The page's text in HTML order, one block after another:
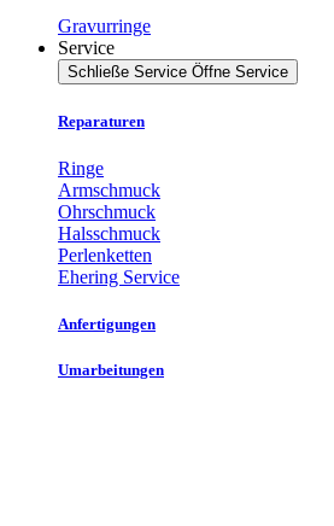
Gravurringe
Service
Schließe Service Öffne Service
Reparaturen
Ringe
Armschmuck
Ohrschmuck
Halsschmuck
Perlenketten
Ehering Service
Anfertigungen
Umarbeitungen